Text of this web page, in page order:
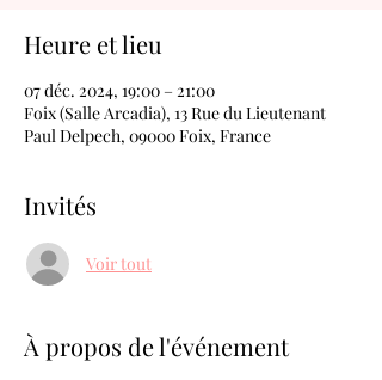
Heure et lieu
07 déc. 2024, 19:00 – 21:00
Foix (Salle Arcadia), 13 Rue du Lieutenant
Paul Delpech, 09000 Foix, France
Invités
Voir tout
À propos de l'événement